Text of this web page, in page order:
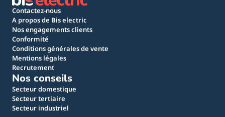
Contactez-nous
A propos de Bis electric
Nos engagements clients
Conformité
Conditions générales de vente
Mentions légales
Recrutement
Nos conseils
Secteur domestique
Secteur tertiaire
Secteur industriel